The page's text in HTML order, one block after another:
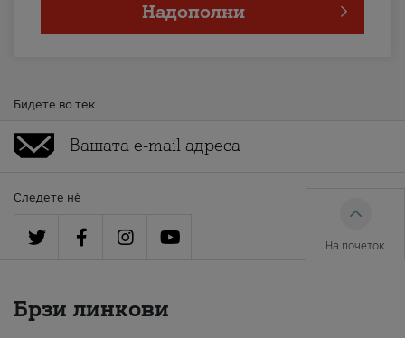
Надополни
Бидете во тек
Следете нè
На почеток
Брзи линкови